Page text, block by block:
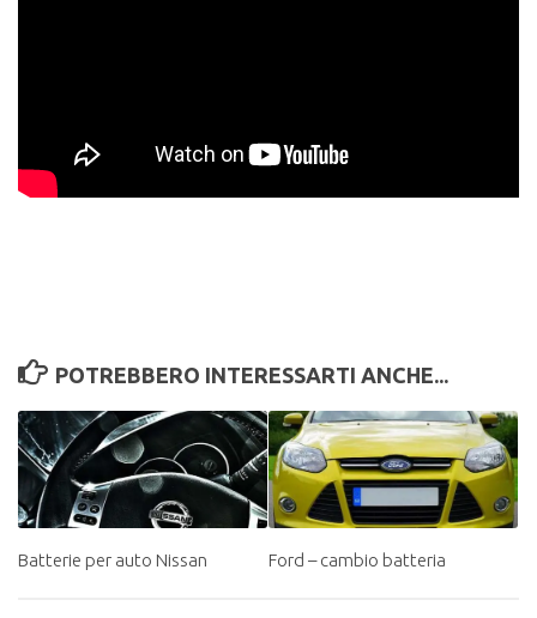
POTREBBERO INTERESSARTI ANCHE...
Batterie per auto Nissan Ford – cambio batteria